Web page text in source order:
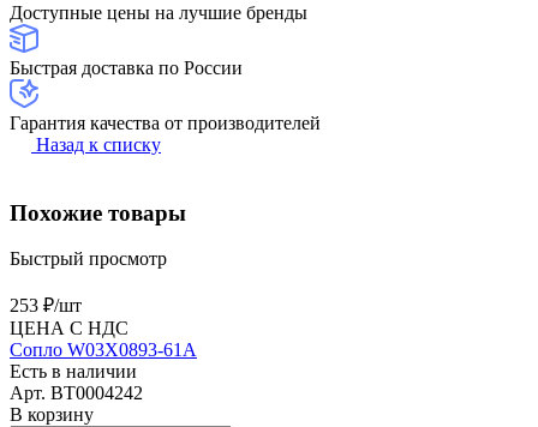
Доступные цены на лучшие бренды
Быстрая доставка по России
Гарантия качества от производителей
Назад к списку
Похожие товары
Быстрый просмотр
253 ₽/шт
ЦЕНА С НДС
Сопло W03X0893-61A
Есть в наличии
Арт. BT0004242
В корзину